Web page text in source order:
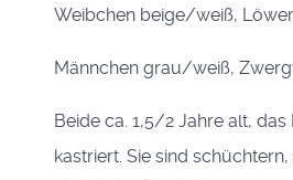
Weibchen beige/weiß,
Männchen grau/weiß,
Beide ca. 1,5/2 Jahre alt, das
kastriert. Sie sind